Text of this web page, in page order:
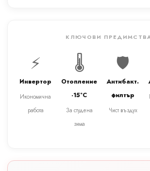
КЛЮЧОВИ
⚡
Инвертор
Икономична
работа
🌡️
Отопление
-15°C
За студена
зима
🛡️
Антибакт.
филтър
Чист въздух